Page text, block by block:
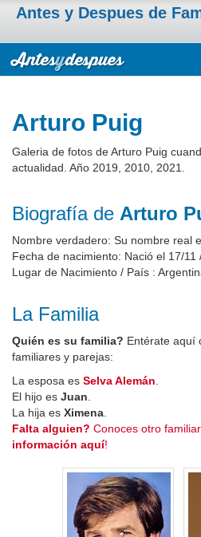
Antes y Despues de
Arturo Puig
Galeria de fotos de Arturo Puig
actualidad. Año 2019, 2010, 2021.
Biografía de Arturo
Nombre verdadero: Su nombre real
Fecha de nacimiento: Nació el 17/11
Lugar de Nacimiento / País :
La Familia
Quién es su familia? Entérate aquí
familiares y parejas:
La esposa es Selva Alemán
El hijo es Juan
La hija es Ximena
Falta alguien? Conoces otro
información aquí!